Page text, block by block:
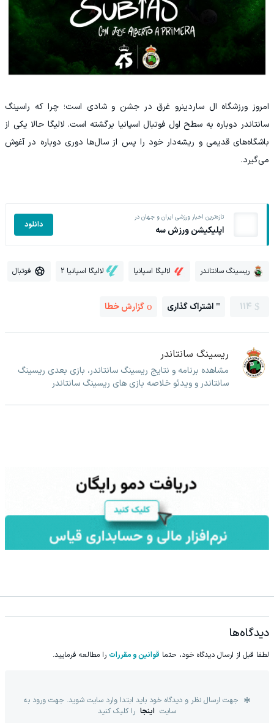
امروز ورزشگاه ال ساردینرو غرق در جشن و شادی است؛ چرا که راسینگ
سانتاندر دوباره به سطح اول فوتبال اسپانیا برگشته است. لالیگا حالا یکی از
باشگاه‌های قدیمی و ریشه‌دار خود را پس از سال‌ها دوری دوباره در آغوش
می‌گیرد.
تازه‌ترین اخبار ورزشی ایران و جهان در
اپلیکیشن ورزش سه دانلود
ریسینگ سانتاندر لالیگا اسپانیا لالیگا اسپانیا 2 فوتبال
114 اشتراک گذاری گزارش خطا
ریسینگ سانتاندر
مشاهده برنامه و نتایج ریسینگ سانتاندر، بازی بعدی ریسینگ
سانتاندر و ویدئو خلاصه بازی های ریسینگ سانتاندر
دیدگاه‌ها
لطفا قبل از ارسال دیدگاه خود، حتما قوانین و مقررات را مطالعه فرمایید.
جهت ارسال نظر و دیدگاه خود باید ابتدا وارد سایت شوید. جهت ورود به
سایت اینجا را کلیک کنید